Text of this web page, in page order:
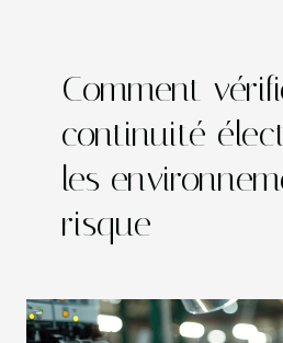
Comment
continuité
les
risque